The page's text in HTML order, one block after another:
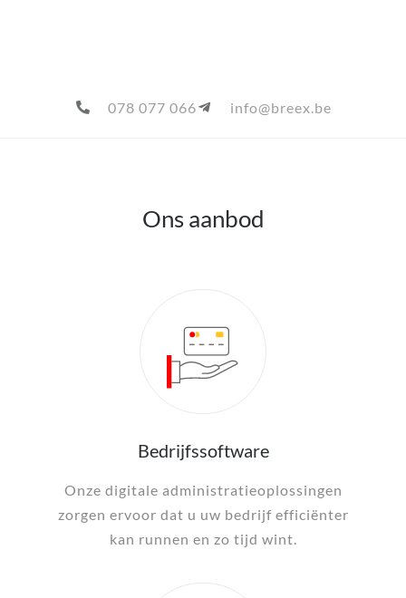
078 077 066 info@breex.be
Ons aanbod
Bedrijfssoftware
Onze digitale administratieoplossingen
zorgen ervoor dat u uw bedrijf efficiënter
kan runnen en zo tijd wint.